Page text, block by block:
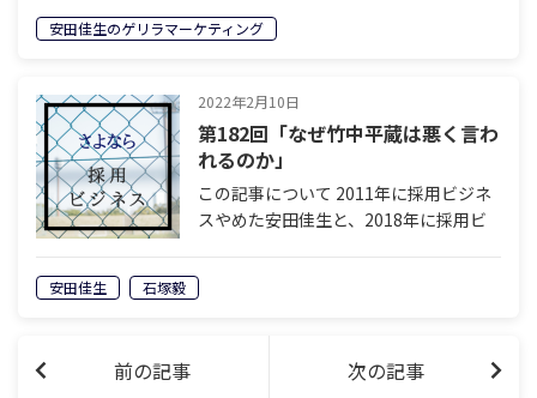
繋がっているのだそうです。 栃尾 こん
にちは。安田佳生のゲリラマーケティン
安田佳生のゲリラマーケティング
2022年2月10日
第182回「なぜ竹中平蔵は悪く言わ
れるのか」
この記事について 2011年に採用ビジネ
スやめた安田佳生と、2018年に採用ビ
二人は採用ビジネスにサヨナラしたの
か。今後、採用ビジネスはどのように変
安田佳生 石塚毅
前の記事 次の記事